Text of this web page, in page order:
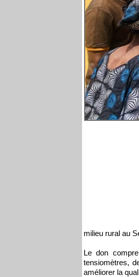
milieu rural au
Le don
tensiomètres,
améliorer la